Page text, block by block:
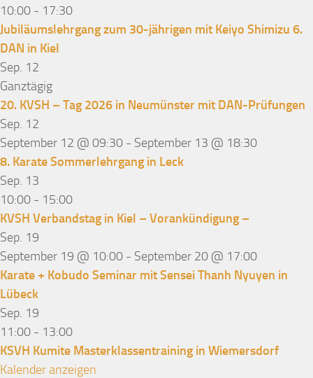
10:00 - 17:30
Jubiläumslehrgang zum 30-jährigen mit Keiyo Shimizu 6.
DAN in Kiel
Sep. 12
Ganztägig
20. KVSH – Tag 2026 in Neumünster mit DAN-Prüfungen
Sep. 12
September 12 @ 09:30 - September 13 @ 18:30
8. Karate Sommerlehrgang in Leck
Sep. 13
10:00 - 15:00
KVSH Verbandstag in Kiel – Vorankündigung –
Sep. 19
September 19 @ 10:00 - September 20 @ 17:00
Karate + Kobudo Seminar mit Sensei Thanh Nyuyen in
Lübeck
Sep. 19
11:00 - 13:00
KSVH Kumite Masterklassentraining in Wiemersdorf
Kalender anzeigen